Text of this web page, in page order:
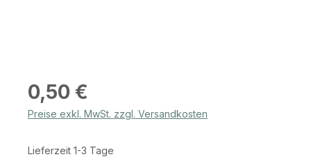
Regulärer Preis:
0,50 €
Preise exkl. MwSt. zzgl. Versandkosten
Lieferzeit 1-3 Tage